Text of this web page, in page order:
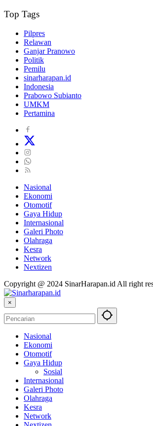
Top Tags
Pilpres
Relawan
Ganjar Pranowo
Politik
Pemilu
sinarharapan.id
Indonesia
Prabowo Subianto
UMKM
Pertamina
Nasional
Ekonomi
Otomotif
Gaya Hidup
Internasional
Galeri Photo
Olahraga
Kesra
Network
Nextizen
Copyright @ 2024 SinarHarapan.id All right
×
Nasional
Ekonomi
Otomotif
Gaya Hidup
Sosial
Internasional
Galeri Photo
Olahraga
Kesra
Network